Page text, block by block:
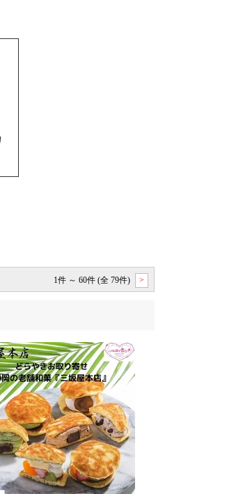
1件 ～ 60件 (全 79件) >